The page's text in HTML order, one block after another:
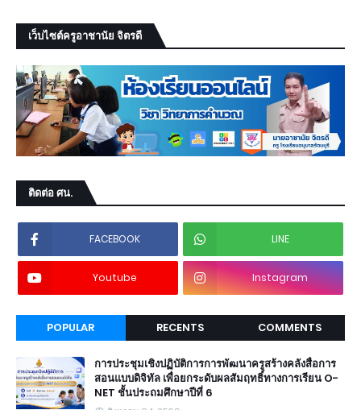
เว็บไซต์ครูอาชานัย จิตรดี
ติดต่อ ศน.
FACEBOOK LINE
Youtube Instagram
POPULAR RECENTS COMMENTS
การประชุมเชิงปฏิบัติการการพัฒนาครูสร้างคลังสื่อการ
สอนแบบดิจิทัล เพื่อยกระดับผลสัมฤทธิ์ทางการเรียน O-
NET ชั้นประถมศึกษาปีที่ 6